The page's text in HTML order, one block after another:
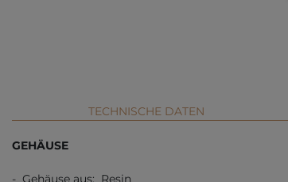
TECHNISCHE DATEN
GEHÄUSE
- Gehäuse aus: Resin